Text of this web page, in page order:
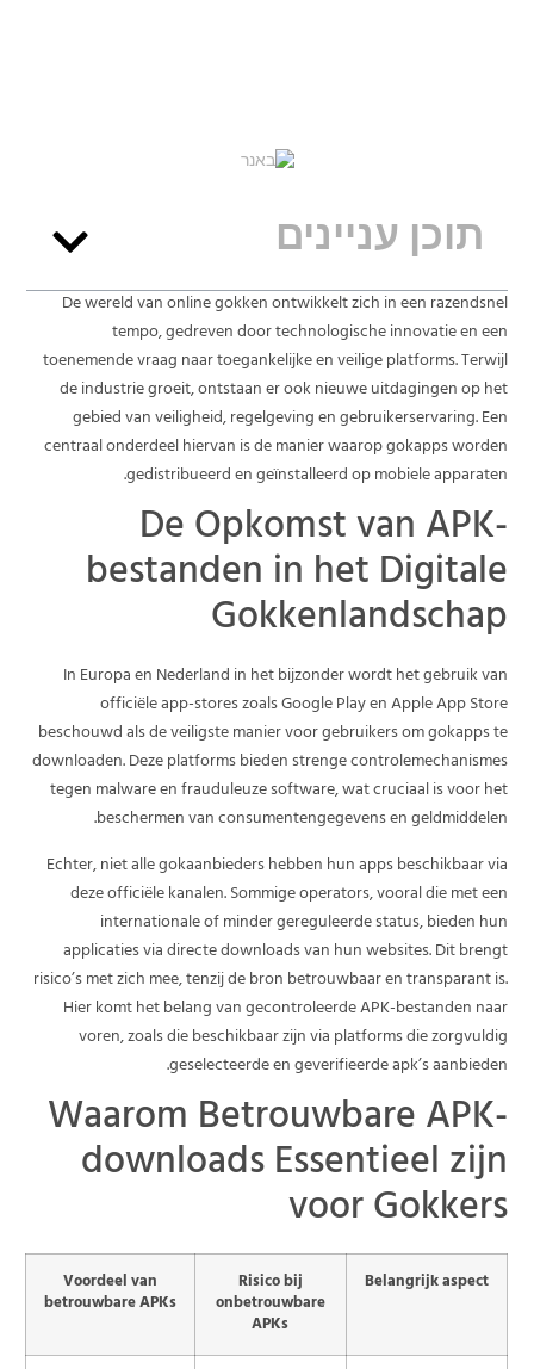
תוכן עניינים
De wereld van online gokken ontwikkelt zich in een razendsnel
tempo, gedreven door technologische innovatie en een
toenemende vraag naar toegankelijke en veilige platforms. Terwijl
de industrie groeit, ontstaan er ook nieuwe uitdagingen op het
gebied van veiligheid, regelgeving en gebruikerservaring. Een
centraal onderdeel hiervan is de manier waarop gokapps worden
gedistribueerd en geïnstalleerd op mobiele apparaten.
De Opkomst van APK-
bestanden in het Digitale
Gokkenlandschap
In Europa en Nederland in het bijzonder wordt het gebruik van
officiële app-stores zoals Google Play en Apple App Store
beschouwd als de veiligste manier voor gebruikers om gokapps te
downloaden. Deze platforms bieden strenge controlemechanismes
tegen malware en frauduleuze software, wat cruciaal is voor het
beschermen van consumentengegevens en geldmiddelen.
Echter, niet alle gokaanbieders hebben hun apps beschikbaar via
deze officiële kanalen. Sommige operators, vooral die met een
internationale of minder gereguleerde status, bieden hun
applicaties via directe downloads van hun websites. Dit brengt
risico’s met zich mee, tenzij de bron betrouwbaar en transparant is.
Hier komt het belang van gecontroleerde APK-bestanden naar
voren, zoals die beschikbaar zijn via platforms die zorgvuldig
geselecteerde en geverifieerde apk’s aanbieden.
Waarom Betrouwbare APK-
downloads Essentieel zijn
voor Gokkers
Belangrijk aspect
Risico bij
onbetrouwbare
APKs
Voordeel van
betrouwbare APKs